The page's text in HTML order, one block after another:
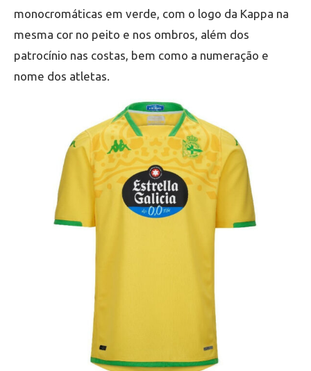
monocromáticas em verde, com o logo da Kappa na
mesma cor no peito e nos ombros, além dos
patrocínio nas costas, bem como a numeração e
nome dos atletas.